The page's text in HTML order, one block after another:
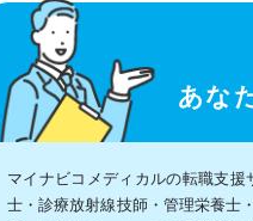
あな
マイナビコメディカルの転職支
士・診療放射線技師・管理栄養士